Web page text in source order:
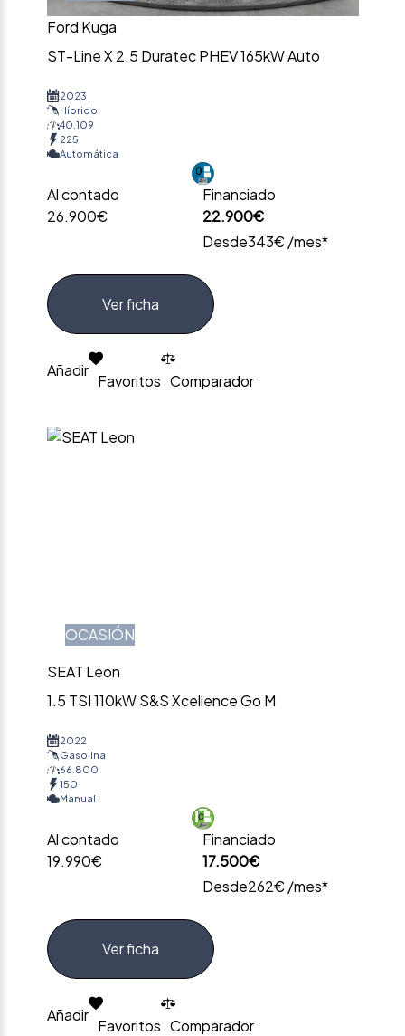
Ford Kuga
ST-Line X 2.5 Duratec PHEV 165kW Auto
2023
Híbrido
40.109
225
Automática
Al contado
26.900€
Financiado
22.900€
Desde343€ /mes*
Ver ficha
Añadir
Favoritos Comparador
OCASIÓN
SEAT Leon
1.5 TSI 110kW S&S Xcellence Go M
2022
Gasolina
66.800
150
Manual
Al contado
19.990€
Financiado
17.500€
Desde262€ /mes*
Ver ficha
Añadir
Favoritos Comparador